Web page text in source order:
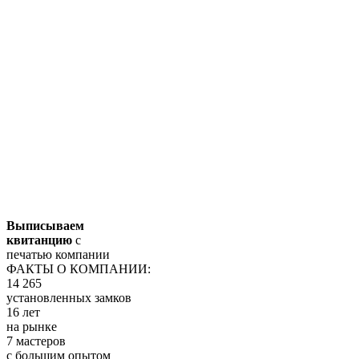
Выписываем
квитанцию с
печатью компании
ФАКТЫ О КОМПАНИИ:
14 265
установленных замков
16 лет
на рынке
7 мастеров
с большим опытом